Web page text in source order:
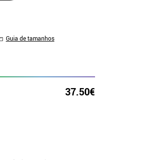
Guia de tamanhos
37.50€